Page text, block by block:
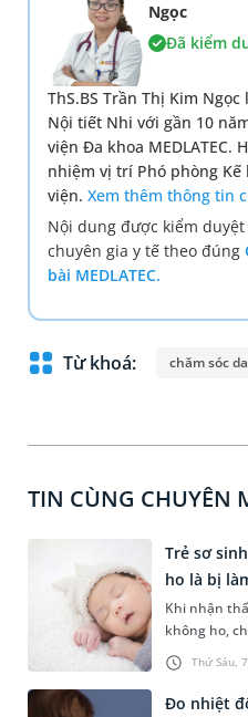
Ngọc
Đã kiểm
ThS.BS Trần Thị Kim
Nội tiết Nhi với gần 10
viện Đa khoa MEDLATEC.
nhiệm vị trí Phó phòng
viện. Xem thêm thông tin
Nội dung được kiểm
chuyên gia y tế theo đúng
bài MEDLATEC.
Từ khoá: chăm sóc da
TIN CÙNG CHUYÊN
Thứ Sáu,
Trẻ sơ
ho là bị
Khi nhận
không ho,
đang mắc
Những chia
thêm về
Đo nhiệt